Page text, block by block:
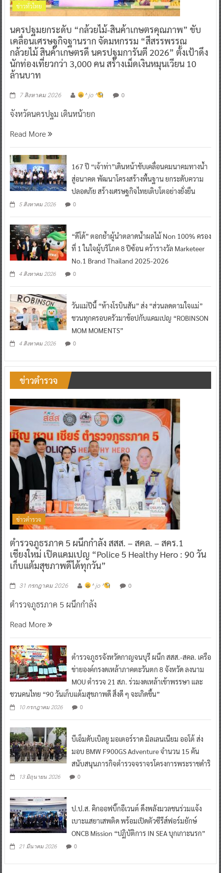
ข่าวทั่วไทย
นครปฐมยกระดับ “กล้วยไม้-สินค้าเกษตรคุณภาพ” ขับ
เคลื่อนเศรษฐกิจฐานราก จัดมหกรรม “สีสรรพรรณ
กล้วยไม้ สินค้าเกษตรดี นครปฐมการันตี 2026” ตั้งเป้าดึง
นักท่องเที่ยวกว่า 3,000 คน สร้างเม็ดเงินหมุนเวียน 10
ล้านบาท
7 สิงหาคม 2026 ^ jo ^ 0
จังหวัดนครปฐม เดินหน้ายก
Read More
167 ปี “เจ้าท่า”เดินหน้าขับเคลื่อนคมนาคมทางน้ำ
สู่อนาคต พัฒนาโครงสร้างพื้นฐาน ยกระดับความ
ปลอดภัย สร้างเศรษฐกิจไทยเติบโตอย่างยั่งยืน
5 สิงหาคม 2026 0
“ดีโด้” ตอกย้ำผู้นำตลาดน้ำผลไม้ Non 100% ครอง
ที่ 1 ในใจผู้บริโภค 8 ปีซ้อน คว้ารางวัล Marketeer
No.1 Brand Thailand 2025-2026
4 สิงหาคม 2026 0
วันแม่ปีนี้ “ห้างโรบินสัน” ส่ง “ส่วนลดตามใจแม่”
ชวนทุกครอบครัวมาช้อปกับแคมเปญ “ROBINSON
MOM MOMENTS”
4 สิงหาคม 2026 0
ข่าวตำรวจ
ข่าวตำรวจ
ตำรวจภูธรภาค 5 ผนึกกำลัง สสส. – สคล. – สคร.1
เชียงใหม่ เปิดแคมเปญ “Police 5 Healthy Hero : 90 วัน
เก็บแต้มสุขภาพดีได้ทุกวัน”
31 กรกฎาคม 2026 ^ jo ^ 0
ตำรวจภูธรภาค 5 ผนึกกำลัง
Read More
ตำรวจภูธรจังหวัดกาญจนบุรี ผนึก สสส.-สคล. เครือ
ข่ายองค์กรงดเหล้าภาคตะวันตก 8 จังหวัด ลงนาม
MOU ตำรวจ 21 สภ. ร่วมงดเหล้าเข้าพรรษา และ
ชวนคนไทย “90 วันเก็บแต้มสุขภาพดี สิ่งดี ๆ จะเกิดขึ้น”
10 กรกฎาคม 2026 0
บีเอ็มดับเบิลยู มอเตอร์ราด มิลเลนเนียม ออโต้ ส่ง
มอบ BMW F900GS Adventure จำนวน 15 คัน
สนับสนุนภารกิจตำรวจจราจรโครงการพระราชดำริ
13 มิถุนายน 2026 0
ป.ป.ส. คิกออฟบิ๊กอีเวนต์ ดึงพลังมวลชนร่วมแจ้ง
เบาะแสยาเสพติด พร้อมเปิดตัวซีรีส์ฟอร์มยักษ์
ONCB Mission “ปฏิบัติการ IN SEA บุกเกาะนรก”
21 มีนาคม 2026 0